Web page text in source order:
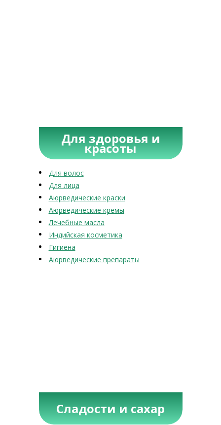
Для здоровья и
красоты
Для волос
Для лица
Аюрведические краски
Аюрведические кремы
Лечебные масла
Индийская косметика
Гигиена
Аюрведические препараты
Сладости и сахар